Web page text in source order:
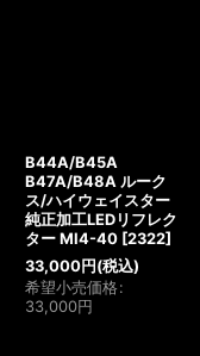
B44A/B45A
B47A/B48A ルーク
ス/ハイウェイスター
純正加工LEDリフレク
ター MI4-40 [2322]
33,000円 (税込)
希望小売価格:
33,000円